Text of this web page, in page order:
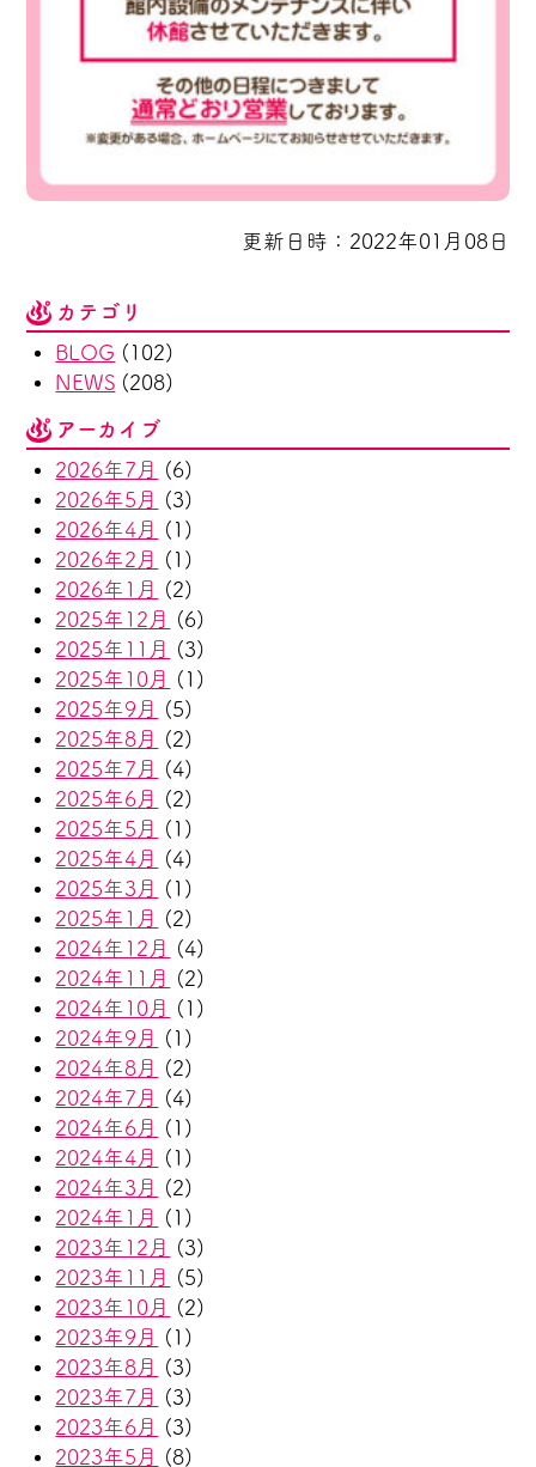
更新日時：2022年01月08日
カテゴリ
BLOG (102)
NEWS (208)
アーカイブ
2026年7月
(6)
2026年5月
(3)
2026年4月
(1)
2026年2月
(1)
2026年1月
(2)
2025年12月
(6)
2025年11月
(3)
2025年10月
(1)
2025年9月
(5)
2025年8月
(2)
2025年7月
(4)
2025年6月
(2)
2025年5月
(1)
2025年4月
(4)
2025年3月
(1)
2025年1月
(2)
2024年12月
(4)
2024年11月
(2)
2024年10月
(1)
2024年9月
(1)
2024年8月
(2)
2024年7月
(4)
2024年6月
(1)
2024年4月
(1)
2024年3月
(2)
2024年1月
(1)
2023年12月
(3)
2023年11月
(5)
2023年10月
(2)
2023年9月
(1)
2023年8月
(3)
2023年7月
(3)
2023年6月
(3)
2023年5月
(8)